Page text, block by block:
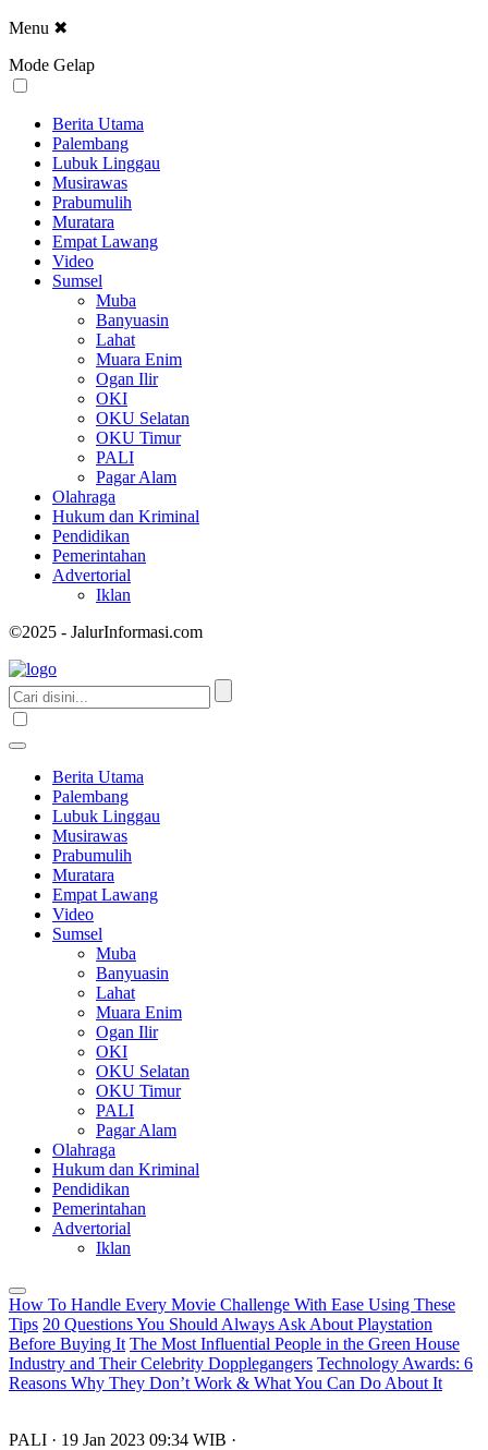
Menu ✖
Mode Gelap
Berita Utama
Palembang
Lubuk Linggau
Musirawas
Prabumulih
Muratara
Empat Lawang
Video
Sumsel
Muba
Banyuasin
Lahat
Muara Enim
Ogan Ilir
OKI
OKU Selatan
OKU Timur
PALI
Pagar Alam
Olahraga
Hukum dan Kriminal
Pendidikan
Pemerintahan
Advertorial
Iklan
©2025 - JalurInformasi.com
Berita Utama
Palembang
Lubuk Linggau
Musirawas
Prabumulih
Muratara
Empat Lawang
Video
Sumsel
Muba
Banyuasin
Lahat
Muara Enim
Ogan Ilir
OKI
OKU Selatan
OKU Timur
PALI
Pagar Alam
Olahraga
Hukum dan Kriminal
Pendidikan
Pemerintahan
Advertorial
Iklan
How To Handle Every Movie Challenge With Ease Using These
Tips 20 Questions You Should Always Ask About Playstation
Before Buying It The Most Influential People in the Green House
Industry and Their Celebrity Dopplegangers Technology Awards: 6
Reasons Why They Don’t Work & What You Can Do About It
PALI · 19 Jan 2023 09:34 WIB ·